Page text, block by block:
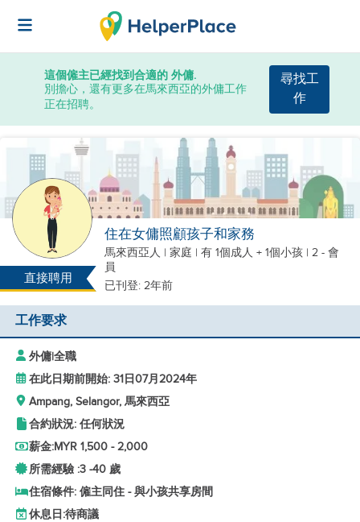
這個僱主已經找到合適的 外傭.
別擔心，還有更多在馬來西亞的外傭工作
正在招聘。
尋找工
作
直接聘用
住在女傭照顧孩子和家務
馬來西亞人 | 家庭 | 有 1個成人 + 1個小孩 | 2 - 會
員
已刊登: 2年前
工作要求
外傭|全職
在此日期前開始: 31日07月2024年
Ampang, Selangor, 馬來西亞
合約狀況: 任何狀況
薪金:MYR 1,500 - 2,000
所需經驗 :3 -40 歲
住宿條件: 僱主同住 - 與小孩共享房間
休息日:待商議